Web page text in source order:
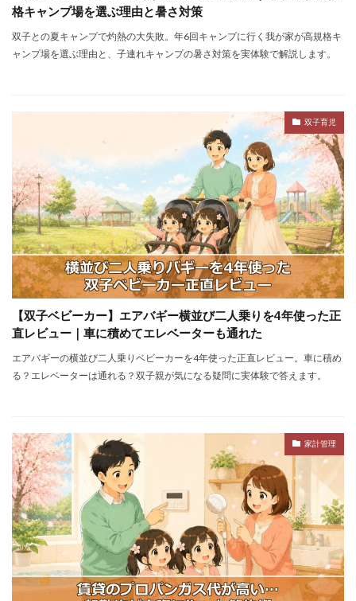
格キャンプ場を選ぶ理由と暑さ対策
双子との夏キャンプで灼熱の大失敗。年6回キャンプに行く我が家が高規格キ
ャンプ場を選ぶ理由と、子連れキャンプの暑さ対策を実体験で解説します。
双子育児
【双子ベビーカー】エアバギー横並び二人乗りを4年使った正
直レビュー｜車に積めてエレベーターも通れた
エアバギーの横並び二人乗りベビーカーを4年使った正直レビュー。車に積め
る？エレベーターは通れる？双子親が気になる疑問に実体験で答えます。
家計管理